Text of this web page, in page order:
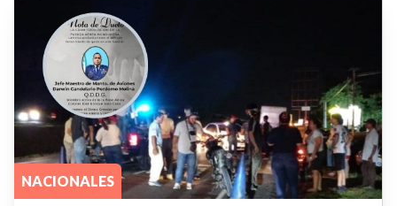
NACIONALES